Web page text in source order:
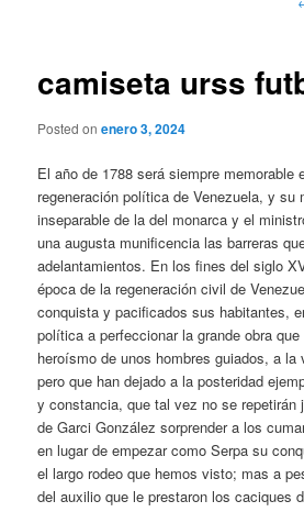
camiseta urss
Posted onenero 3, 2024
El año de 1788 será siempre memorable
regeneración política de Venezuela, y su
inseparable de la del monarca y el
una augusta munificencia las barreras
adelantamientos. En los fines del siglo
época de la regeneración civil de
conquista y pacificados sus habitantes,
política a perfeccionar la grande obra
heroísmo de unos hombres guiados, a la
pero que han dejado a la posteridad
y constancia, que tal vez no se repetirán
de Garci González sorprender a los
en lugar de empezar como Serpa su
el largo rodeo que hemos visto; mas a
del auxilio que le prestaron los caciques